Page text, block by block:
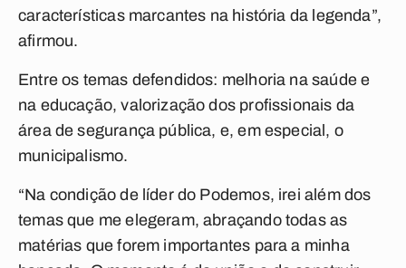
características marcantes na história da legenda”,
afirmou.
Entre os temas defendidos: melhoria na saúde e
na educação, valorização dos profissionais da
área de segurança pública, e, em especial, o
municipalismo.
“Na condição de líder do Podemos, irei além dos
temas que me elegeram, abraçando todas as
matérias que forem importantes para a minha